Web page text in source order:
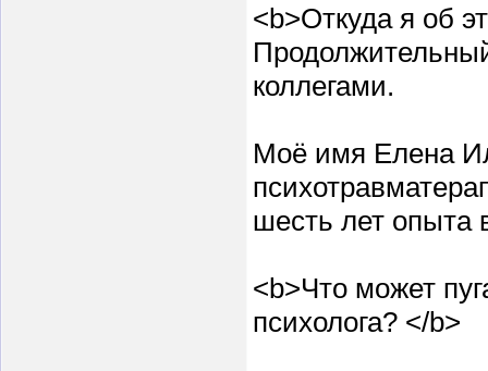
<b>Откуда я об
коллегами.
Моё имя Елена
шесть лет опыта
<b>Что может
психолога? </b>